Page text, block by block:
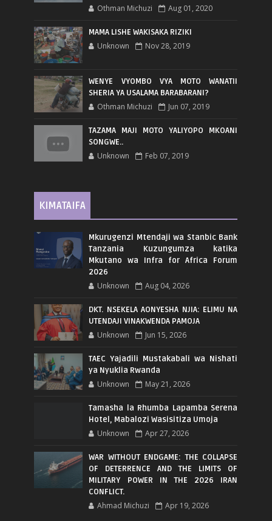
Othman Michuzi Aug 01, 2020
MAMA LISHE WAKISAKA RIZIKI
Unknown Nov 28, 2019
WENYE VYOMBO VYA MOTO WANATII
SHERIA YA USALAMA BARABARANI?
Othman Michuzi Jun 07, 2019
TAZAMA MAJI MOTO YALIYOPO MKOANI
SONGWE..
Unknown Feb 07, 2019
KIMATAIFA
Mkurugenzi Mtendaji wa Stanbic Bank
Tanzania Kuzungumza katika
Mkutano wa Infra for Africa Forum
2026
Unknown Aug 04, 2026
DKT. NSEKELA AONYESHA NJIA: ELIMU NA
UTENDAJI VINAKWENDA PAMOJA
Unknown Jun 15, 2026
TAEC Yajadili Mustakabali wa Nishati
ya Nyuklia Rwanda
Unknown May 21, 2026
Tamasha la Rhumba Lapamba Serena
Hotel, Mabalozi Wasisitiza Umoja
Unknown Apr 27, 2026
WAR WITHOUT ENDGAME: THE COLLAPSE
OF DETERRENCE AND THE LIMITS OF
MILITARY POWER IN THE 2026 IRAN
CONFLICT.
Ahmad Michuzi Apr 19, 2026